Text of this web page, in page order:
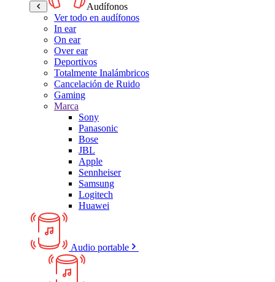
Audífonos
Ver todo en audífonos
In ear
On ear
Over ear
Deportivos
Totalmente Inalámbricos
Cancelación de Ruido
Gaming
Marca
Sony
Panasonic
Bose
JBL
Apple
Sennheiser
Samsung
Logitech
Huawei
Audio portable